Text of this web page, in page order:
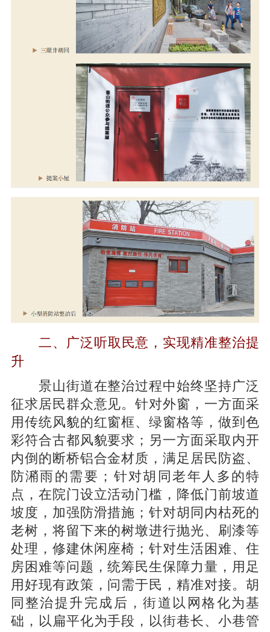
二、广泛听取民意，实现精准整治提
升
景山街道在整治过程中始终坚持广泛
征求居民群众意见。针对外窗，一方面采
用传统风貌的红窗框、绿窗格等，做到色
彩符合古都风貌要求；另一方面采取内开
内倒的断桥铝合金材质，满足居民防盗、
防潲雨的需要；针对胡同老年人多的特
点，在院门设立活动门槛，降低门前坡道
坡度，加强防滑措施；针对胡同内枯死的
老树，将留下来的树墩进行抛光、刷漆等
处理，修建休闲座椅；针对生活困难、住
房困难等问题，统筹民生保障力量，用足
用好现有政策，问需于民，精准对接。胡
同整治提升完成后，街道以网格化为基
础，以扁平化为手段，以街巷长、小巷管